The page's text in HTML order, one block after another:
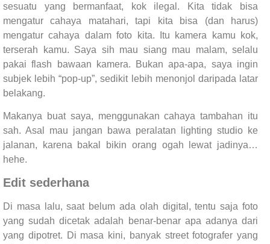
sesuatu yang bermanfaat, kok ilegal. Kita tidak bisa
mengatur cahaya matahari, tapi kita bisa (dan harus)
mengatur cahaya dalam foto kita. Itu kamera kamu kok,
terserah kamu. Saya sih mau siang mau malam, selalu
pakai flash bawaan kamera. Bukan apa-apa, saya ingin
subjek lebih “pop-up”, sedikit lebih menonjol daripada latar
belakang.
Makanya buat saya, menggunakan cahaya tambahan itu
sah. Asal mau jangan bawa peralatan lighting studio ke
jalanan, karena bakal bikin orang ogah lewat jadinya…
hehe.
Edit sederhana
Di masa lalu, saat belum ada olah digital, tentu saja foto
yang sudah dicetak adalah benar-benar apa adanya dari
yang dipotret. Di masa kini, banyak street fotografer yang